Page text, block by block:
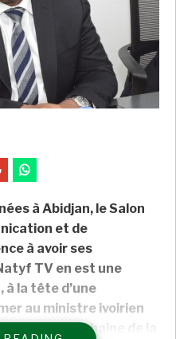
à Abidjan, le Salon
et de
à avoir ses
TV en est une
la tête d’une
au ministre ivoirien
prochaine de la